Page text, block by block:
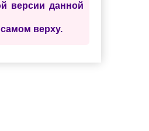
версии данной
верху.